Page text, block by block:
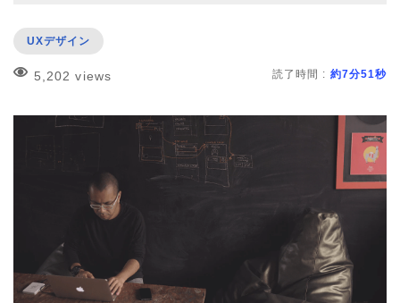
UXデザイン
5,202 views 読了時間 : 約7分51秒